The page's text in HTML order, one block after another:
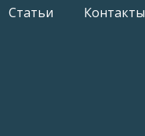
Статьи Контакты